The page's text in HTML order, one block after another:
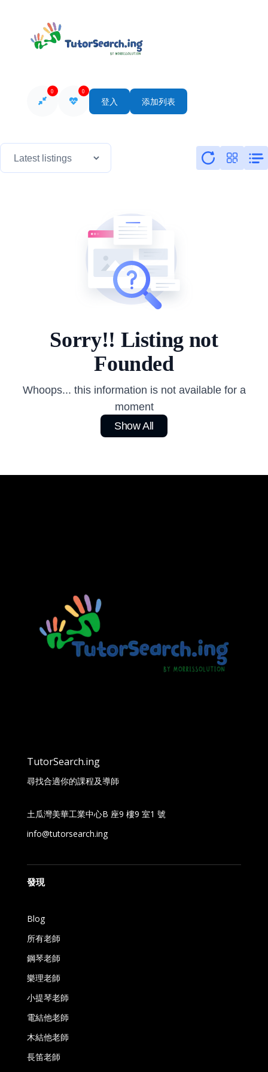
0 0
登入 添加列表
Sorry!! Listing not
Founded
Whoops... this information is not available for a
moment
Show All
TutorSearch.ing
尋找合適你的課程及導師
土瓜灣美華工業中心B 座9 樓9 室1 號
info@tutorsearch.ing
發現
Blog
所有老師
鋼琴老師
樂理老師
小提琴老師
電結他老師
木結他老師
長笛老師